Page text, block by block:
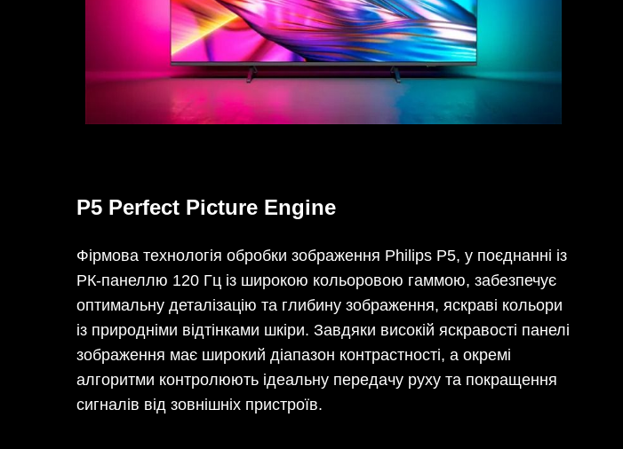
P5 Perfect Picture Engine
Фірмова технологія обробки зображення Philips P5, у поєднанні із
РК-панеллю 120 Гц із широкою кольоровою гаммою, забезпечує
оптимальну деталізацію та глибину зображення, яскраві кольори
із природніми відтінками шкіри. Завдяки високій яскравості панелі
зображення має широкий діапазон контрастності, а окремі
алгоритми контролюють ідеальну передачу руху та покращення
сигналів від зовнішніх пристроїв.